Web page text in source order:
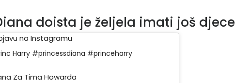
doista je željela imati još djece
na Instagramu
Harry #princessdiana #princeharry
Za Tima Howarda